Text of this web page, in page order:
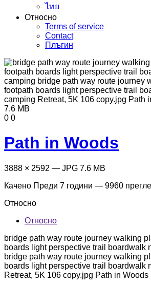
ไทย
Относно
Terms of service
Contact
Плъгин
7.6 MB
0 0
Path in Woods
3888 × 2592 — JPG 7.6 MB
Качено Преди 7 години — 9960
Относно
Относно
bridge path way route journey walking
boards light perspective trail boardwalk
bridge path way route journey walking
boards light perspective trail boardwalk
Retreat, 5K 106 copy.jpg Path in Woods